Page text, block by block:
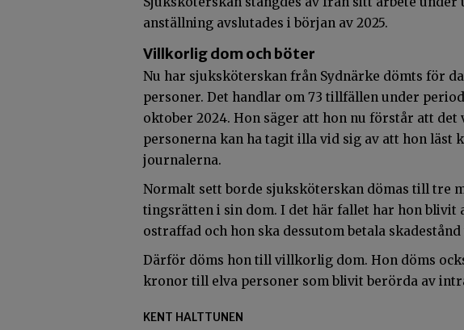
anställning avslutades i början av 2025.
Villkorlig dom och böter
Nu har sjuksköterskan från Sydnärke dömts för
personer. Det handlar om 73 tillfällen under
oktober 2024. Hon säger att hon nu förstår att
personerna kan ha tagit illa vid sig av att hon läst
journalerna.
Normalt sett borde sjuksköterskan dömas till tre
tingsrätten i sin dom. I det här fallet har hon blivit
ostraffad och hon ska dessutom betala
Därför döms hon till villkorlig dom. Hon döms
kronor till elva personer som blivit berörda av
KENT HALTTUNEN